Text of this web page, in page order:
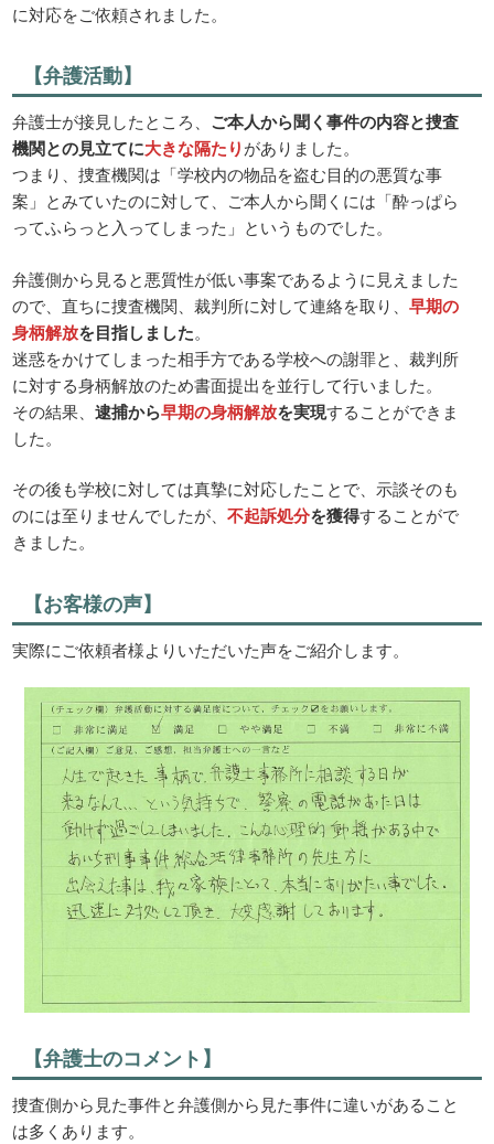
に対応をご依頼されました。
【弁護活動】
弁護士が接見したところ、 ご本人から聞く事件の内容と捜査
機関との見立てに大きな隔たりがありました。
つまり、捜査機関は「学校内の物品を盗む目的の悪質な事
案」とみていたのに対して、ご本人から聞くには「酔っぱら
ってふらっと入ってしまった」というものでした。
弁護側から見ると悪質性が低い事案であるように見えました
ので、直ちに捜査機関、裁判所に対して連絡を取り、早期の
身柄解放を目指しました。
迷惑をかけてしまった相手方である学校への謝罪と、裁判所
に対する身柄解放のため書面提出を並行して行いました。
その結果、逮捕から早期の身柄解放を実現することができま
した。
その後も学校に対しては真摯に対応したことで、示談そのも
のには至りませんでしたが、不起訴処分を獲得することがで
きました。
【お客様の声】
実際にご依頼者様よりいただいた声をご紹介します。
【弁護士のコメント】
捜査側から見た事件と弁護側から見た事件に違いがあること
は多くあります。